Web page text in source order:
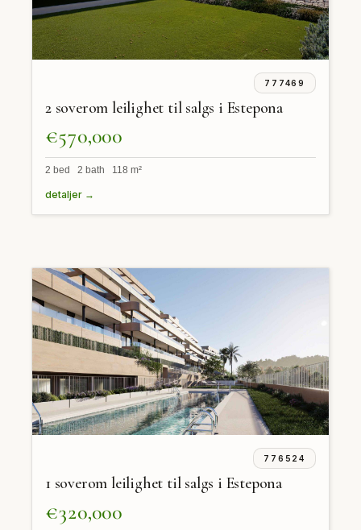
777469
2 soverom leilighet til salgs i Estepona
€570,000
2 bed 2 bath 118 m²
detaljer →
776524
1 soverom leilighet til salgs i Estepona
€320,000